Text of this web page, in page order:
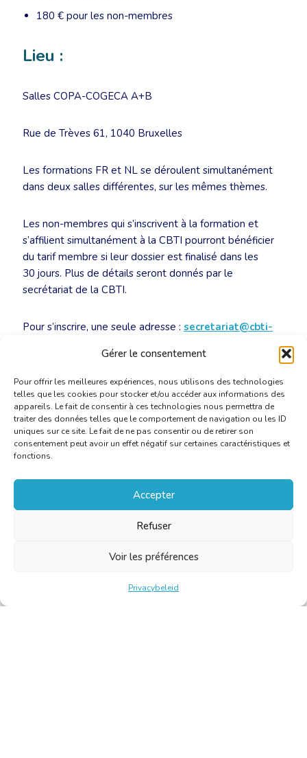
Gérer le consentement
Pour offrir les meilleures expériences, nous utilisons des technologies
telles que les cookies pour stocker et/ou accéder aux informations des
appareils. Le fait de consentir à ces technologies nous permettra de
traiter des données telles que le comportement de navigation ou les ID
uniques sur ce site. Le fait de ne pas consentir ou de retirer son
consentement peut avoir un effet négatif sur certaines caractéristiques et
fonctions.
Accepter
Refuser
Voir les préférences
Privacybeleid
180 € pour les non-membres
Lieu :
Salles COPA-COGECA A+B
Rue de Trèves 61, 1040 Bruxelles
Les formations FR et NL se déroulent simultanément
dans deux salles différentes, sur les mêmes thèmes.
Les non-membres qui s’inscrivent à la formation et
s’affilient simultanément à la CBTI pourront bénéficier
du tarif membre si leur dossier est finalisé dans les
30 jours. Plus de détails seront donnés par le
secrétariat de la CBTI.
Pour s’inscrire, une seule adresse : secretariat@cbti-